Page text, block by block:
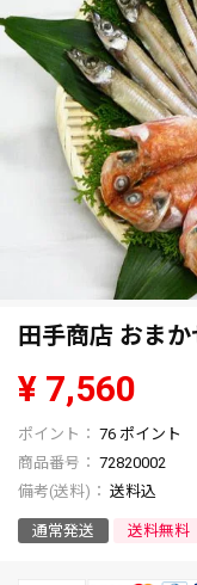
田手商店 おま
¥ 7,560
76 ポイント
商品番号
72820002
送料込
通常発送 送料無料